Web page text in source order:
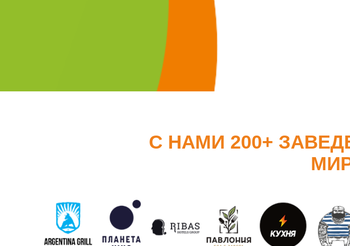
С НАМИ 200+